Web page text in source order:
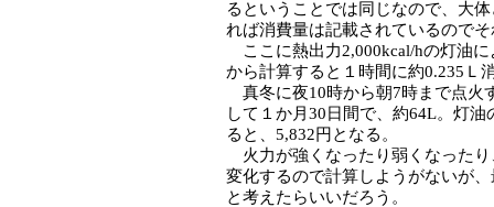
るということでは同じなので、大
れば消費量は記載されているので
ここに熱出力2,000kcal/hの灯油
から計算すると１時間に約0.235Ｌ
真冬に夜10時から朝7時まで点火
して１か月30日間で、約64L。灯
ると、5,832円となる。
火力が強くなったり弱くなった
変化するので計算しようがないが
と考えたらいいだろう。